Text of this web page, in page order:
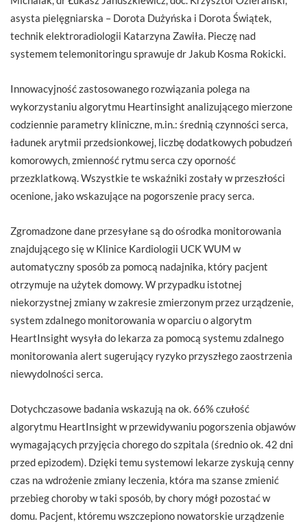
asysta pielęgniarska – Dorota Dużyńska i Dorota Świątek,
technik elektroradiologii Katarzyna Zawiła. Pieczę nad
systemem telemonitoringu sprawuje dr Jakub Kosma Rokicki.
Innowacyjność zastosowanego rozwiązania polega na
wykorzystaniu algorytmu Heartinsight analizującego mierzone
codziennie parametry kliniczne, m.in.: średnią czynności serca,
ładunek arytmii przedsionkowej, liczbę dodatkowych pobudzeń
komorowych, zmienność rytmu serca czy oporność
przezklatkową. Wszystkie te wskaźniki zostały w przeszłości
ocenione, jako wskazujące na pogorszenie pracy serca.
Zgromadzone dane przesyłane są do ośrodka monitorowania
znajdującego się w Klinice Kardiologii UCK WUM w
automatyczny sposób za pomocą nadajnika, który pacjent
otrzymuje na użytek domowy. W przypadku istotnej
niekorzystnej zmiany w zakresie zmierzonym przez urządzenie,
system zdalnego monitorowania w oparciu o algorytm
HeartInsight wysyła do lekarza za pomocą systemu zdalnego
monitorowania alert sugerujący ryzyko przyszłego zaostrzenia
niewydolności serca.
Dotychczasowe badania wskazują na ok. 66% czułość
algorytmu HeartInsight w przewidywaniu pogorszenia objawów
wymagających przyjęcia chorego do szpitala (średnio ok. 42 dni
przed epizodem). Dzięki temu systemowi lekarze zyskują cenny
czas na wdrożenie zmiany leczenia, która ma szanse zmienić
przebieg choroby w taki sposób, by chory mógł pozostać w
domu. Pacjent, któremu wszczepiono nowatorskie urządzenie